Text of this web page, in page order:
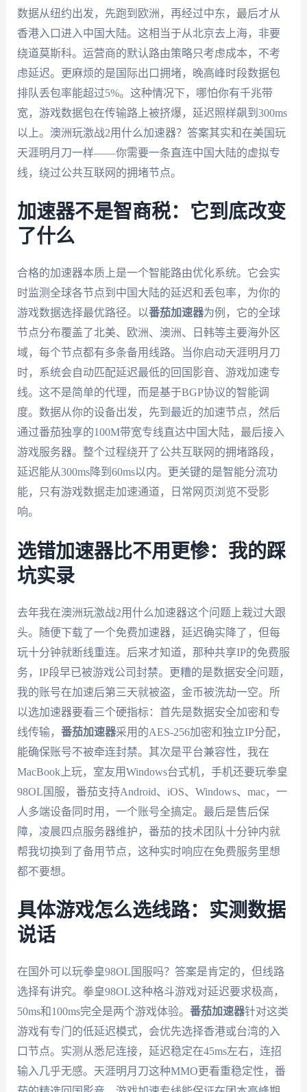
数据从纽约出发，先跑到欧洲，再经过中东，最后才从
香港入口进入中国大陆。这相当于从北京去上海，非要
绕道莫斯科。运营商的默认路由策略只考虑成本，不考
虑延迟。更麻烦的是国际出口拥堵，晚高峰时段数据包
排队丢包率能超过5%。这种情况下，哪怕你有千兆带
宽，游戏数据包在传输路上被挤爆，延迟照样飙到300ms
以上。澳洲玩激战2用什么加速器？答案其实和在美国玩
天涯明月刀一样——你需要一条直连中国大陆的虚拟专
线，绕过公共互联网的拥堵节点。
加速器不是智商税：它到底改变
了什么
合格的加速器本质上是一个智能路由优化系统。它会实
时监测全球各节点到中国大陆的延迟和丢包率，为你的
游戏数据选择最优路径。以番茄加速器为例，它的全球
节点分布覆盖了北美、欧洲、澳洲、日韩等主要海外区
域，每个节点都有多条备用线路。当你启动天涯明月刀
时，系统会自动匹配延迟最低的回国影音、游戏加速专
线。这不是简单的代理，而是基于BGP协议的智能调
度。数据从你的设备出发，先到最近的加速节点，然后
通过番茄独享的100M带宽专线直达中国大陆，最后接入
游戏服务器。整个过程绕开了公共互联网的拥堵路段，
延迟能从300ms降到60ms以内。更关键的是智能分流功
能，只有游戏数据走加速通道，日常网页浏览不受影
响。
选错加速器比不用更惨：我的踩
坑实录
去年我在澳洲玩激战2用什么加速器这个问题上栽过大跟
头。随便下载了一个免费加速器，延迟确实降了，但每
玩十分钟就断线重连。后来才知道，那种共享IP的免费服
务，IP段早已被游戏公司封禁。更糟的是数据安全问题，
我的账号在加速后第三天就被盗，金币被洗劫一空。所
以选加速器要看三个硬指标：首先是数据安全加密和专
线传输， 番茄加速器采用的AES-256加密和独立IP分配，
能确保账号不被牵连封禁。其次是平台兼容性，我在
MacBook上玩，室友用Windows台式机，手机还要玩拳皇
98OL国服，番茄支持Android、iOS、Windows、mac，一
人多端设备同时用，一个账号全搞定。最后是售后保
障，凌晨四点服务器维护，番茄的技术团队十分钟内就
帮我切换到了备用节点，这种实时响应在免费服务里想
都不要想。
具体游戏怎么选线路：实测数据
说话
在国外可以玩拳皇98OL国服吗？答案是肯定的，但线路
选择有讲究。拳皇98OL这种格斗游戏对延迟要求极高，
50ms和100ms完全是两个游戏体验。 番茄加速器针对这类
游戏有专门的低延迟模式，会优先选择香港或台湾的入
口节点。实测从悉尼连接，延迟稳定在45ms左右，连招
输入几乎无感。天涯明月刀这种MMO更看重稳定性，番